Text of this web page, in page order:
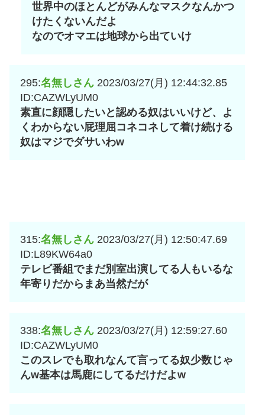
世界中のほとんどがみんなマスクなんかつ
けたくないんだよ
なのでオマエは地球から出ていけ
295:名無しさん 2023/03/27(月) 12:44:32.85
ID:CAZWLyUM0
素直に顔隠したいと認める奴はいいけど、よ
くわからない屁理屈コネコネして着け続ける
奴はマジでダサいわw
315:名無しさん 2023/03/27(月) 12:50:47.69
ID:L89KW64a0
テレビ番組でまだ別室出演してる人もいるな
年寄りだからまあ当然だが
338:名無しさん 2023/03/27(月) 12:59:27.60
ID:CAZWLyUM0
このスレでも取れなんて言ってる奴少数じゃ
んw基本は馬鹿にしてるだけだよw